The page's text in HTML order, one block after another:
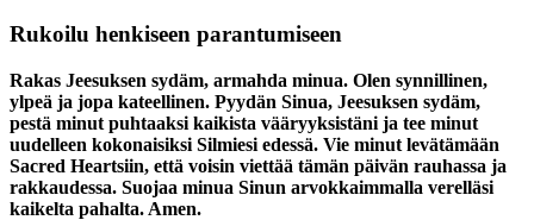
Rukoilu henkiseen parantumiseen
Rakas Jeesuksen sydäm, armahda minua. Olen synnillinen,
ylpeä ja jopa kateellinen. Pyydän Sinua, Jeesuksen sydäm,
pestä minut puhtaaksi kaikista vääryyksistäni ja tee minut
uudelleen kokonaisiksi Silmiesi edessä. Vie minut levätämään
Sacred Heartsiin, että voisin viettää tämän päivän rauhassa ja
rakkaudessa. Suojaa minua Sinun arvokkaimmalla verelläsi
kaikelta pahalta. Amen.